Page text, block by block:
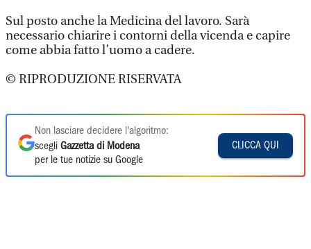
Sul posto anche la Medicina del lavoro. Sarà
necessario chiarire i contorni della vicenda e capire
come abbia fatto l’uomo a cadere.
© RIPRODUZIONE RISERVATA
Non lasciare decidere l'algoritmo:
scegli Gazzetta di Modena
per le tue notizie su Google
CLICCA QUI